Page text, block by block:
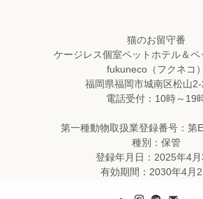
猫のお留守番
ケージレス個室ペットホテル＆ペ
fukuneco（フクネコ）
福岡県福岡市城南区松山
電話受付：10時～19
第一種動物取扱業登録番号：第
種別：保管
登録年月日：2025年4月
有効期間：2030年4月2